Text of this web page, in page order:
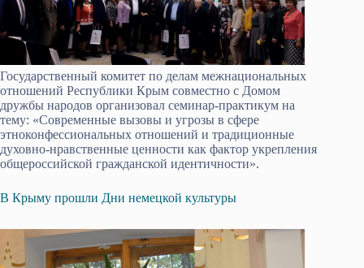
Государственный комитет по делам межнациональных
отношений Республики Крым совместно с Домом
дружбы народов организовал семинар-практикум на
тему: «Современные вызовы и угрозы в сфере
этноконфессиональных отношений и традиционные
духовно-нравственные ценности как фактор укрепления
общероссийской гражданской идентичности».
В Крыму прошли Дни немецкой культуры